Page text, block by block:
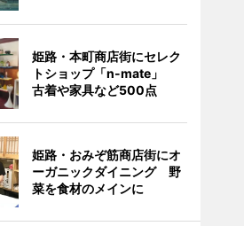
姫路・本町商店街にセレク
トショップ「n-mate」
古着や家具など500点
姫路・おみぞ筋商店街にオ
ーガニックダイニング 野
菜を食材のメインに